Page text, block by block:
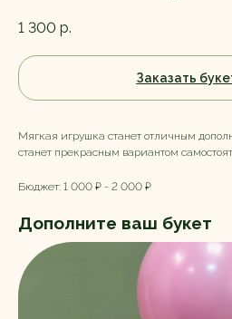
1 300 р.
Заказать
Мягкая игрушка станет отличным
станет прекрасным вариантом
Бюджет: 1 000 ₽ - 2 000 ₽
Дополните ваш букет